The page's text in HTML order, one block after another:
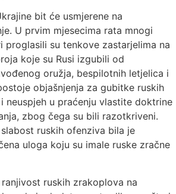
bit će usmjerene na
U prvim mjesecima rata mnogi
proglasili su tenkove zastarjelima na
koje su Rusi izgubili od
oružja, bespilotnih letjelica i
objašnjenja za gubitke ruskih
neuspjeh u praćenju vlastite doktrine
zbog čega su bili razotkriveni.
ruskih ofenziva bila je
uloga koju su imale ruske zračne
ruskih zrakoplova na